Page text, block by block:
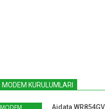
MODEM KURULUMLARI
MODEM Aidata